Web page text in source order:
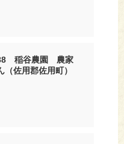
稲谷農園 農家
（佐用郡佐用町）